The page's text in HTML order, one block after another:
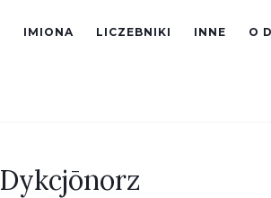
IMIONA LICZEBNIKI INNE O
Dykcjōnorz